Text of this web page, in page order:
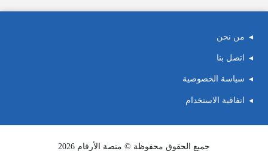
من نحن
اتصل بنا
سياسة الخصوصية
اتفاقية الاستخدام
جميع الحقوق محفوظة © منصة الأرقام 2026